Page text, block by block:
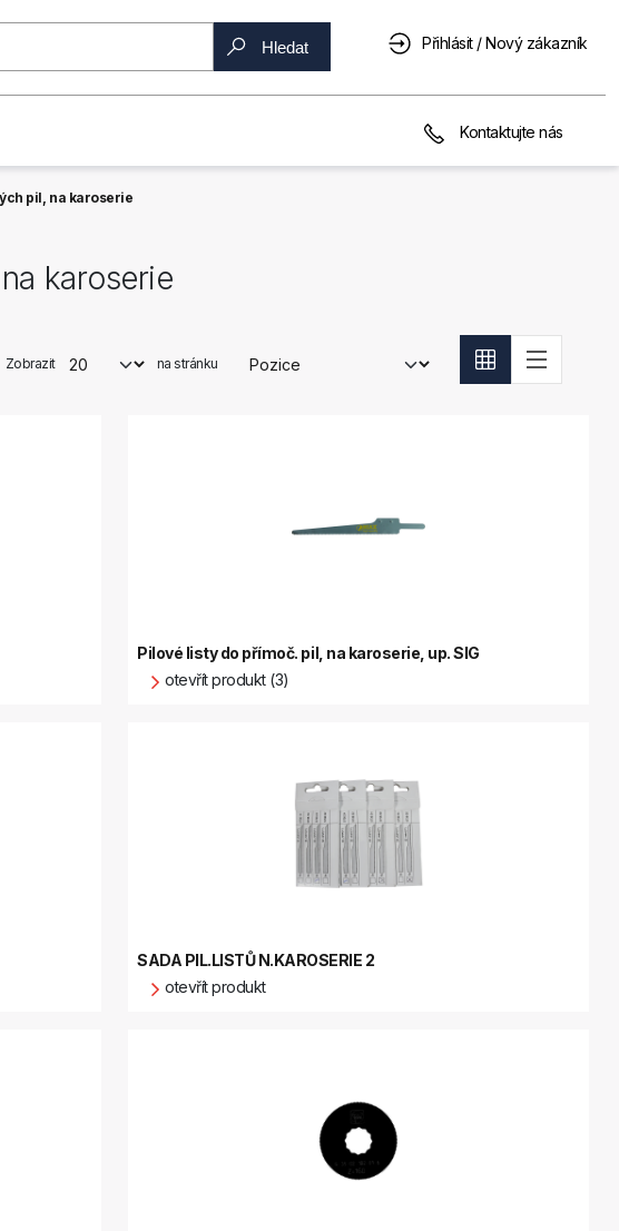
Hledat Přihlásit / Nový zákazník
Kontaktujte nás
pil, na karoserie
karoserie
Zobrazit na stránku
Pilové listy do přímoč. pil, na karoserie, up. SIG
otevřít produkt (3)
SADA PIL.LISTŮ N.KAROSERIE 2
otevřít produkt